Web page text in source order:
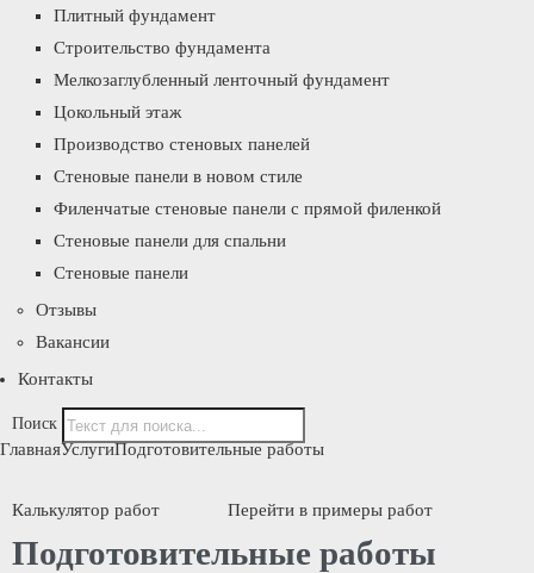
Плитный фундамент
Строительство фундамента
Мелкозаглубленный ленточный фундамент
Цокольный этаж
Производство стеновых панелей
Стеновые панели в новом стиле
Филенчатые стеновые панели с прямой филенкой
Стеновые панели для спальни
Стеновые панели
Отзывы
Вакансии
Контакты
Поиск
ГлавнаяУслугиПодготовительные работы
Калькулятор работ Перейти в примеры работ
Подготовительные работы